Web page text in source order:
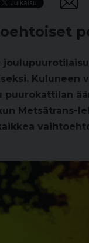
Kuluneen
puurokattilan
Metsätrans-